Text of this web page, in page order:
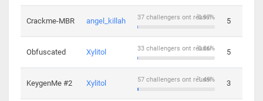
Crackme-MBR angel_killah 0.97%
37 challengers ont réussi 5
Obfuscated Xylitol 0.86%
33 challengers ont réussi 5
KeygenMe #2 Xylitol 1.49%
57 challengers ont réussi 3